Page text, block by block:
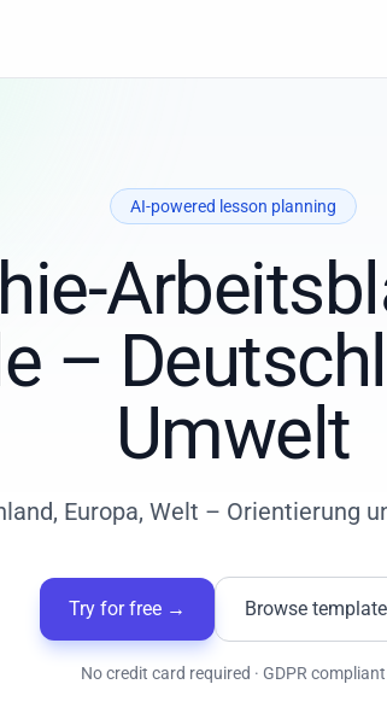
AI-powered lesson planning
–
Umwelt
Europa, Welt – Orientierung
Try for free→ Browse
No credit card required · GDPR compliant